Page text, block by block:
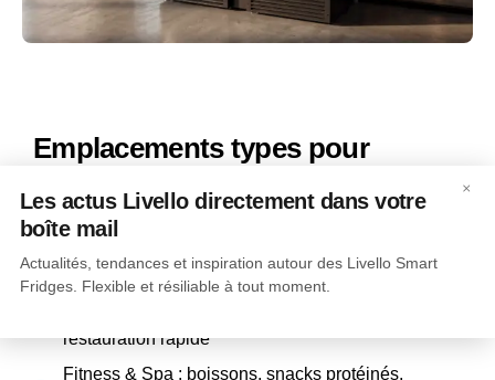
Emplacements types pour
hôtellerie
d'arrivée/départ
restauration rapide
Fitness & Spa : boissons, snacks protéinés,
×
Les actus Livello directement dans votre
boîte mail
Actualités, tendances et inspiration autour des Livello Smart
Fridges. Flexible et résiliable à tout moment.